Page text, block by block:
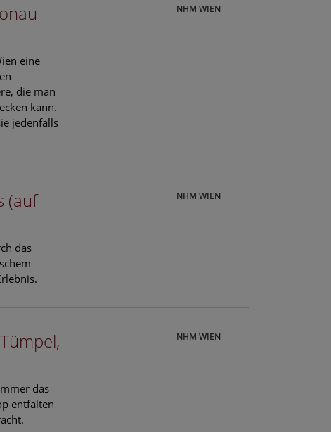
eine
die man
kann.
jedenfalls
NHM WIEN
(auf
das
NHM WIEN
das
entfalten
NHM WIEN